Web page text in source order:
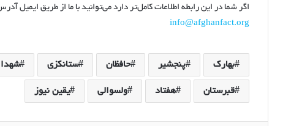
اگر شما در این رابطه اطلاعات کامل‌تر دارد می‌توانید با ما از طریق ایمیل
info@afghanfact.org
بهارک پنجشیر حافظان ستانکزی شهدا
قبرستان هفتاد ولسوالی یقین نیوز